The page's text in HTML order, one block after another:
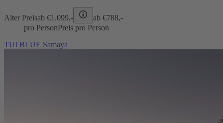
Alter Preisab €1.099,- ab €788,-
pro PersonPreis pro Person
TUI BLUE Samaya